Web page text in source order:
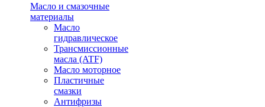
Масло и смазочные
материалы
Масло
гидравлическое
Трансмиссионные
масла (ATF)
Масло моторное
Пластичные
смазки
Антифризы